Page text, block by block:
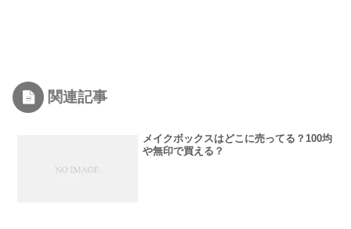
関連記事
メイクボックスはどこに売ってる？100均
や無印で買える？